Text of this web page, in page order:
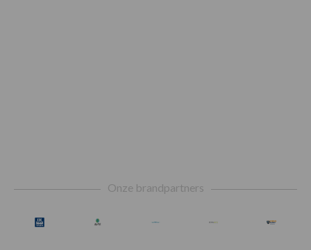
Onze brandpartners